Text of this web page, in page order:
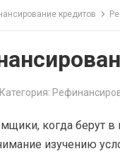
кредитов
когда берут
изучению